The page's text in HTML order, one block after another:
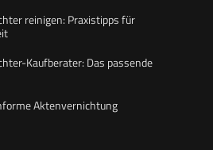
reinigen: Praxistipps für
Kaufberater: Das passende
Aktenvernichtung